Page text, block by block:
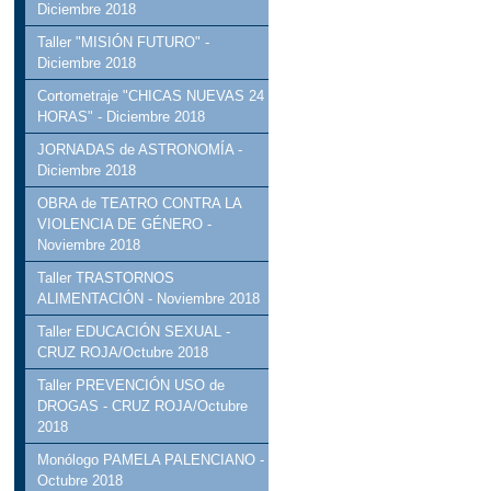
Diciembre 2018
Taller "MISIÓN FUTURO" -
Diciembre 2018
Cortometraje "CHICAS NUEVAS 24
HORAS" - Diciembre 2018
JORNADAS de ASTRONOMÍA -
Diciembre 2018
OBRA de TEATRO CONTRA LA
VIOLENCIA DE GÉNERO -
Noviembre 2018
Taller TRASTORNOS
ALIMENTACIÓN - Noviembre 2018
Taller EDUCACIÓN SEXUAL -
CRUZ ROJA/Octubre 2018
Taller PREVENCIÓN USO de
DROGAS - CRUZ ROJA/Octubre
2018
Monólogo PAMELA PALENCIANO -
Octubre 2018